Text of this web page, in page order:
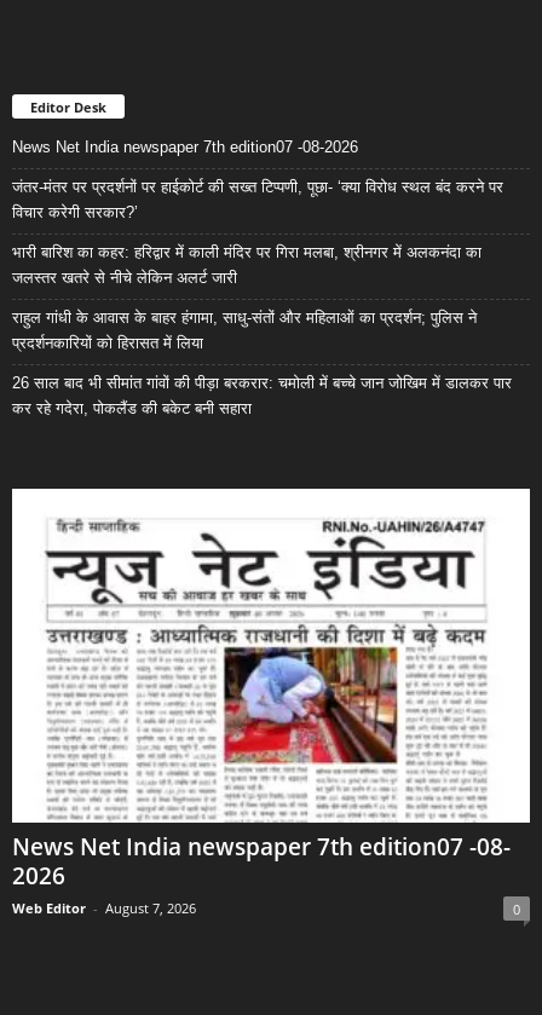
Editor Desk
News Net India newspaper 7th edition07 -08-2026
जंतर-मंतर पर प्रदर्शनों पर हाईकोर्ट की सख्त टिप्पणी, पूछा- ‘क्या विरोध स्थल बंद करने पर
विचार करेगी सरकार?’
भारी बारिश का कहर: हरिद्वार में काली मंदिर पर गिरा मलबा, श्रीनगर में अलकनंदा का
जलस्तर खतरे से नीचे लेकिन अलर्ट जारी
राहुल गांधी के आवास के बाहर हंगामा, साधु-संतों और महिलाओं का प्रदर्शन; पुलिस ने
प्रदर्शनकारियों को हिरासत में लिया
26 साल बाद भी सीमांत गांवों की पीड़ा बरकरार: चमोली में बच्चे जान जोखिम में डालकर पार
कर रहे गदेरा, पोकलैंड की बकेट बनी सहारा
News Net India newspaper 7th edition07 -08-
2026
Web Editor - August 7, 2026 0